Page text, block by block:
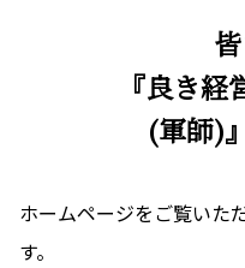
『良き
(軍師)
ホームページをご覧いた
す。